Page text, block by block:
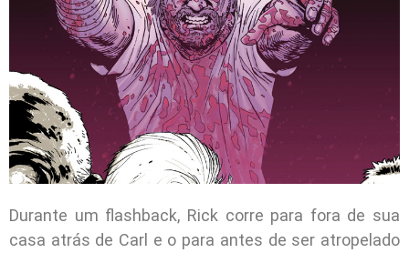
Durante um flashback, Rick corre para fora de sua
casa atrás de Carl e o para antes de ser atropelado